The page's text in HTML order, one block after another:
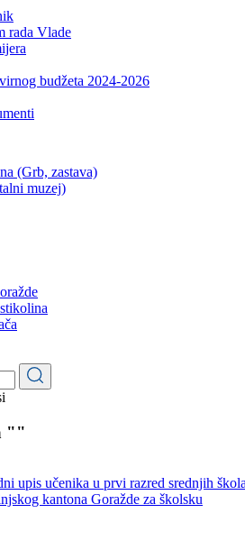
pitanja
rada Vlade
budžeta 2024-2026
(Grb, zastava)
muzej)
""